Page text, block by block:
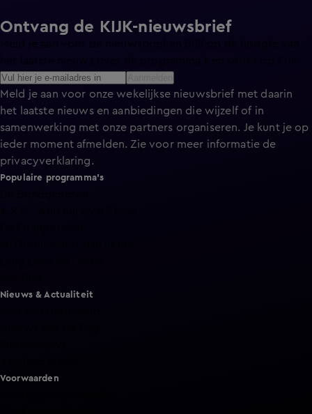
Ontvang de KIJK-nieuwsbrief
Meld je aan voor onze wekelijkse nieuwsbrief met daarin
het laatste nieuws en aanbiedingen die wijzelf of in
samenwerking met onze partners organiseren. Je kunt je op
ieder moment afmelden. Zie voor meer informatie de
privacyverklaring.
Populaire programma's
Nieuws & Actualiteit
Voorwaarden